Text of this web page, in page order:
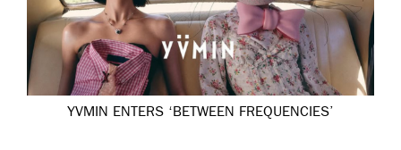
YVMIN ENTERS ‘BETWEEN FREQUENCIES’